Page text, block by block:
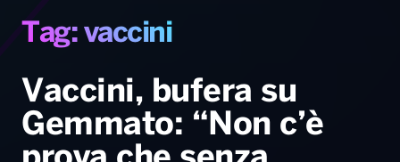
Hit Dance
Giochi&Concorsi
PALATOUR
Locali
Musica e Spettacolo
Sport
Playlist
Generale
Novità
Notiziario
Interviste
Gallery
Radio Norba News TV
Voce al Bari
Tag: vaccini
Vaccini, bufera su
Gemmato: “Non c’è